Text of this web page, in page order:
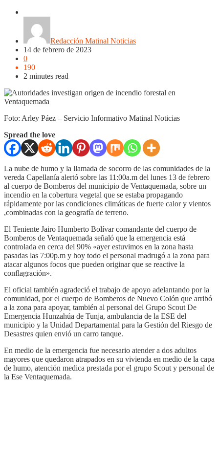
Redacción Matinal Noticias
14 de febrero de 2023
0
190
2 minutes read
Foto: Arley Páez – Servicio Informativo Matinal Noticias
Spread the love
La nube de humo y la llamada de socorro de las comunidades de la
vereda Capellanía alertó sobre las 11:00a.m del lunes 13 de febrero
al cuerpo de Bomberos del municipio de Ventaquemada, sobre un
incendio en la cobertura vegetal que se estaba propagando
rápidamente por las condiciones climáticas de fuerte calor y vientos
,combinadas con la geografía de terreno.
El Teniente Jairo Humberto Bolívar comandante del cuerpo de
Bomberos de Ventaquemada señaló que la emergencia está
controlada en cerca del 90% «ayer estuvimos en la zona hasta
pasadas las 7:00p.m y hoy todo el personal madrugó a la zona para
atacar algunos focos que pueden originar que se reactive la
conflagración».
El oficial también agradeció el trabajo de apoyo adelantando por la
comunidad, por el cuerpo de Bomberos de Nuevo Colón que arribó
a la zona para apoyar, también al personal del Grupo Scout De
Emergencia Hunzahúa de Tunja, ambulancia de la ESE del
municipio y la Unidad Departamental para la Gestión del Riesgo de
Desastres quien envió un carro tanque.
En medio de la emergencia fue necesario atender a dos adultos
mayores que quedaron atrapados en su vivienda en medio de la capa
de humo, atención medica prestada por el grupo Scout y personal de
la Ese Ventaquemada.